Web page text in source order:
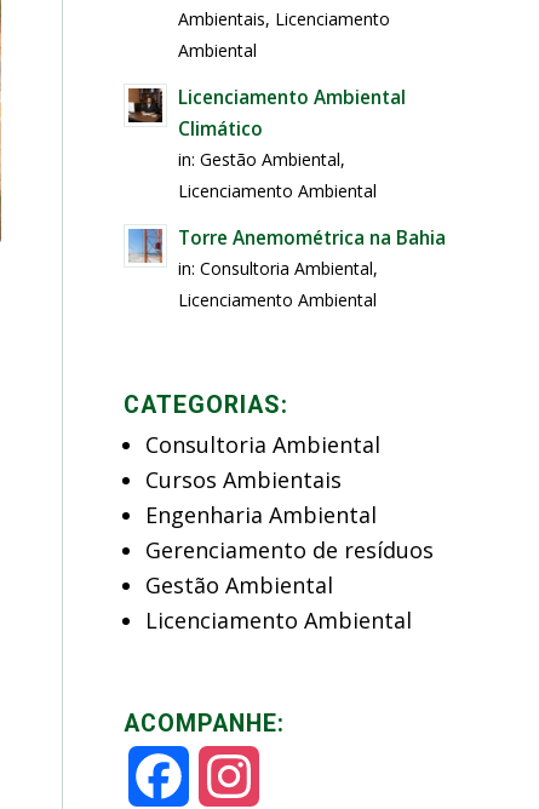
Ambientais, Licenciamento
Ambiental
Licenciamento Ambiental
Climático
in:Gestão Ambiental,
Licenciamento Ambiental
Torre Anemométrica na Bahia
in:Consultoria Ambiental,
Licenciamento Ambiental
CATEGORIAS:
Consultoria Ambiental
Cursos Ambientais
Engenharia Ambiental
Gerenciamento de resíduos
Gestão Ambiental
Licenciamento Ambiental
ACOMPANHE:
Facebook